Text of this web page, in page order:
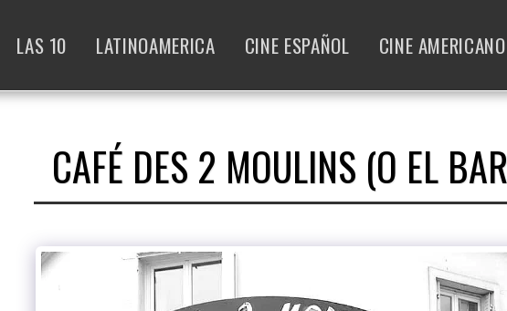
LAS 10 LATINOAMERICA CINE ESPAÑOL CINE AMERICANO
CAFÉ DES 2 MOULINS (O EL